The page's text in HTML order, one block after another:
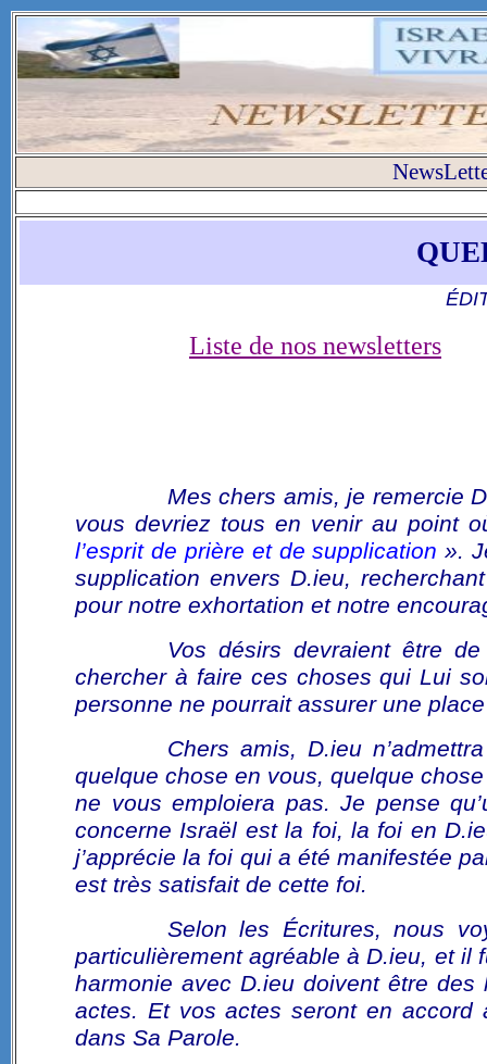
Liste de nos newsletters
Mes chers amis, je remercie
vous devriez tous en venir au point
l’esprit de prière et de supplication ».
supplication envers D.ieu,
pour notre exhortation et notre
Vos désirs devraient être
chercher à faire ces choses qui Lui
personne ne pourrait assurer une
Chers amis, D.ieu
quelque chose en vous, quelque
ne vous emploiera pas. Je pense
concerne Israël est la foi, la foi en
j’apprécie la foi qui a été manifestée
est très satisfait de cette foi.
Selon les Écritures, nous
particulièrement agréable à D.ieu, et il
harmonie avec D.ieu doivent être
actes. Et vos actes seront en
dans Sa Parole.